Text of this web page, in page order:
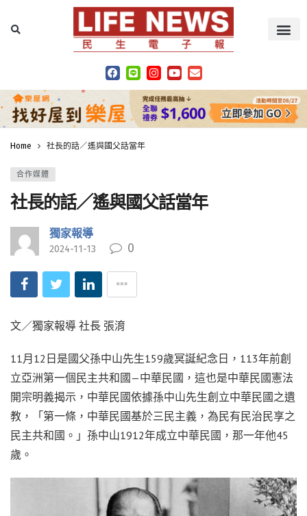
Home 社長的話／遙與國父話當年
合作媒體
社長的話／遙與國父話當年
獨家報導
2024-11-13 0
文／獨家報導 社長 張淯
11月12日是國父孫中山先生159歲冥誕紀念日，113年前創
立亞洲第一個民主共和國—中華民國，這也是中華民國憲法
開宗明義揭示，中華民國依據孫中山先生創立中華民國之遺
教，「第一條，中華民國基於三民主義，為民有民治民享之
民主共和國。」孫中山1912年成立中華民國，那一年他45
歲。